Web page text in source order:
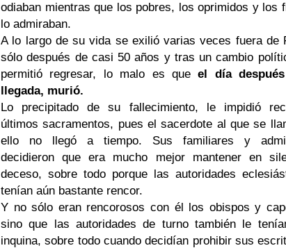
odiaban mientras que los pobres, los oprimidos y los
lo admiraban.
A lo largo de su vida se exilió varias veces fuera de
sólo después de casi 50 años y tras un cambio
permitió regresar, lo malo es queel día
llegada, murió.
Lo precipitado de su fallecimiento, le impidió
últimos sacramentos, pues el sacerdote al que se
ello no llegó a tiempo. Sus familiares y
decidieron que era mucho mejor mantener en
deceso, sobre todo porque las autoridades
tenían aún bastante rencor.
Y no sólo eran rencorosos con él los obispos y
sino que las autoridades de turno también le
inquina, sobre todo cuando decidían prohibir sus